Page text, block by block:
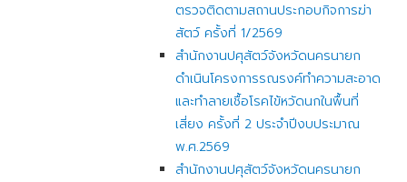
ตรวจติดตามสถานประกอบกิจการฆ่า
สัตว์ ครั้งที่ 1/2569
สำนักงานปศุสัตว์จังหวัดนครนายก
ดำเนินโครงการรณรงค์ทำความสะอาด
และทำลายเชื้อโรคไข้หวัดนกในพื้นที่
เสี่ยง ครั้งที่ 2 ประจำปีงบประมาณ
พ.ศ.2569
สำนักงานปศุสัตว์จังหวัดนครนายก